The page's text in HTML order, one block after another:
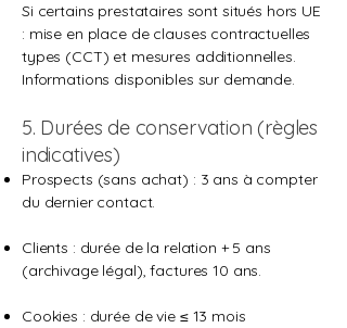
Si certains prestataires sont situés hors UE
: mise en place de clauses contractuelles
types (CCT) et mesures additionnelles.
Informations disponibles sur demande.
5. Durées de conservation (règles
indicatives)
Prospects (sans achat) : 3 ans à compter
du dernier contact.
Clients : durée de la relation + 5 ans
(archivage légal), factures 10 ans.
Cookies : durée de vie ≤ 13 mois